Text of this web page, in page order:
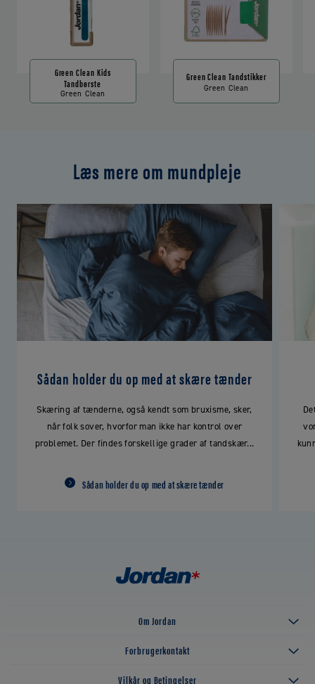
Green Clean Kids
Tandbørste
Green Clean
Green Clean Tandstikker
Green Clean
Læs mere om mundpleje
Sådan holder du op med at skære tænder
Skæring af tænderne, også kendt som bruxisme, sker,
når folk sover, hvorfor man ikke har kontrol over
problemet. Der findes forskellige grader af tandskær...
Sådan holder du op med at skære tænder
Om Jordan
Forbrugerkontakt
Vilkår og Betingelser